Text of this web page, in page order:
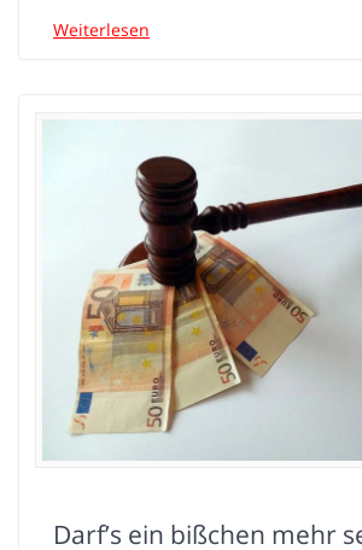
Weiterlesen
Darf’s ein bißchen mehr